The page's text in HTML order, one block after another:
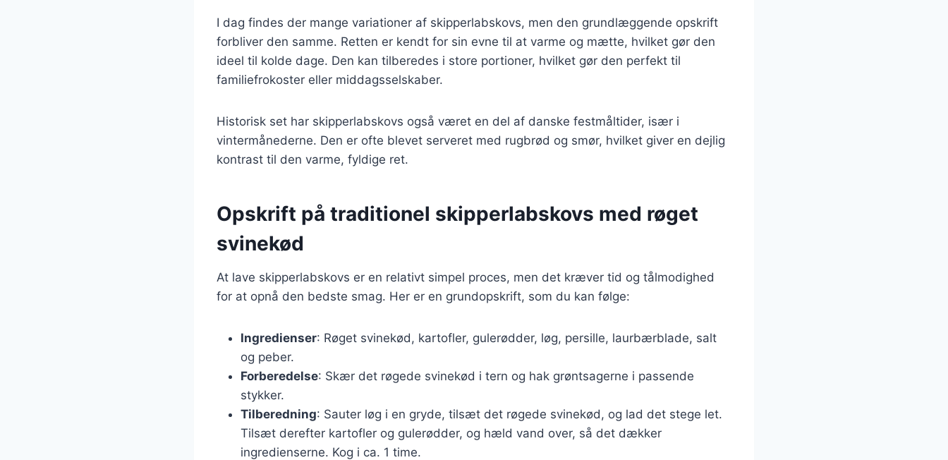
I dag findes der mange variationer af skipperlabskovs, men den grundlæggende opskrift
forbliver den samme. Retten er kendt for sin evne til at varme og mætte, hvilket gør den
ideel til kolde dage. Den kan tilberedes i store portioner, hvilket gør den perfekt til
familiefrokoster eller middagsselskaber.
Historisk set har skipperlabskovs også været en del af danske festmåltider, især i
vintermånederne. Den er ofte blevet serveret med rugbrød og smør, hvilket giver en dejlig
kontrast til den varme, fyldige ret.
Opskrift på traditionel skipperlabskovs med røget
svinekød
At lave skipperlabskovs er en relativt simpel proces, men det kræver tid og tålmodighed
for at opnå den bedste smag. Her er en grundopskrift, som du kan følge:
Ingredienser: Røget svinekød, kartofler, gulerødder, løg, persille, laurbærblade, salt
og peber.
Forberedelse: Skær det røgede svinekød i tern og hak grøntsagerne i passende
stykker.
Tilberedning: Sauter løg i en gryde, tilsæt det røgede svinekød, og lad det stege let.
Tilsæt derefter kartofler og gulerødder, og hæld vand over, så det dækker
ingredienserne. Kog i ca. 1 time.